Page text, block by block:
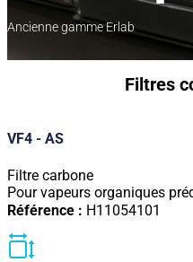
Ancienne gamme Erlab
Filtres
VF4 - AS
Filtre carbone
Pour vapeurs organiques
Référence : H11054101